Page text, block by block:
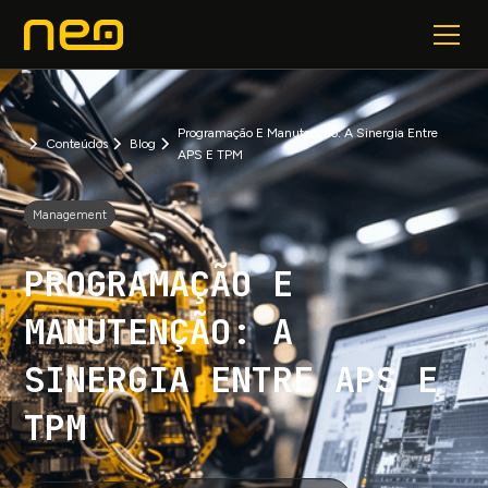
Conteúdos Blog
Programação E Manutenção: A Sinergia Entre
APS E TPM
Management
PROGRAMAÇÃO E
MANUTENÇÃO: A
SINERGIA ENTRE APS E
TPM